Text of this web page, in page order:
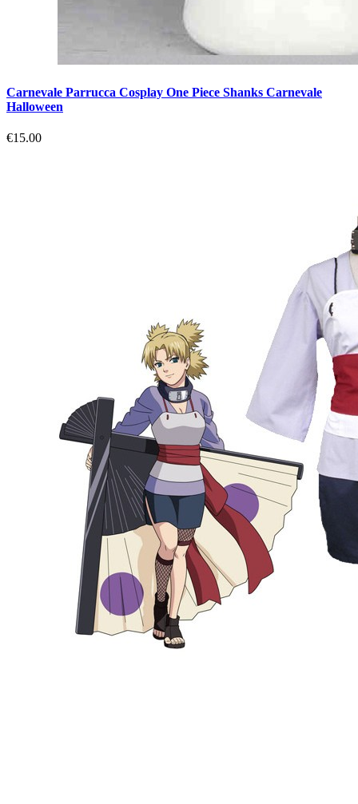
Carnevale Parrucca Cosplay One Piece Shanks Carnevale
Halloween
€15.00